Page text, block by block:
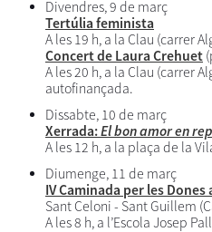
Divendres, 9 de març
Tertúlia feminista
A les 19 h, a la Clau (carrer
Concert de Laura Crehuet
A les 20 h, a la Clau (carrer
autofinançada.
Dissabte, 10 de març
Xerrada:El bon amor en
A les 12 h, a la plaça de la
Diumenge, 11 de març
IV Caminada per les
Sant Celoni - Sant Guillem
A les 8 h, a l’Escola Josep